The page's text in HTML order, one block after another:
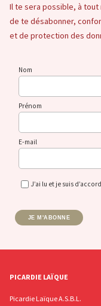
Il te sera possible, à
de te désabonner,
et de protection des
Nom
Prénom
E-mail
J’ai lu et je suis
JE M'ABONNE
PICARDIE LAÏQUE
Picardie Laïque A.S.B.L.